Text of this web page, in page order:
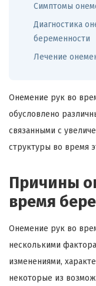
Симптомы
Диагностика
беременности
Лечение
Онемение рук во
обусловлено
связанными с
структуры во время
Причины
время
Онемение рук во
несколькими
изменениями,
некоторые из